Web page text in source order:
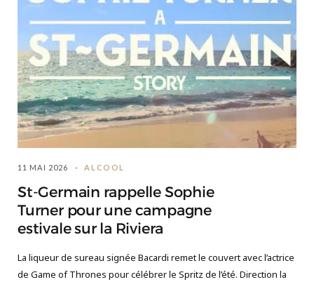
11 MAI 2026 ALCOOL
St-Germain rappelle Sophie
Turner pour une campagne
estivale sur la Riviera
La liqueur de sureau signée Bacardi remet le couvert avec l’actrice
de Game of Thrones pour célébrer le Spritz de l’été. Direction la